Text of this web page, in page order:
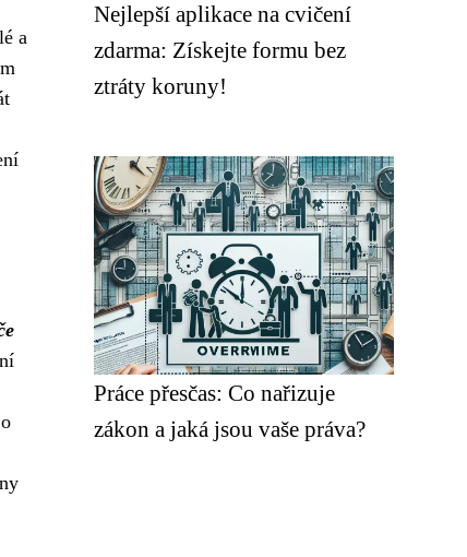
a
Nejlepší aplikace na cvičení
zdarma: Získejte formu bez
ztráty koruny!
Práce přesčas: Co nařizuje
zákon a jaká jsou vaše práva?